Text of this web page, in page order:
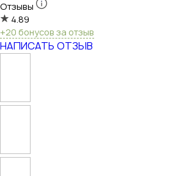
Отзывы
4.89
+20 бонусов за отзыв
НАПИСАТЬ ОТЗЫВ